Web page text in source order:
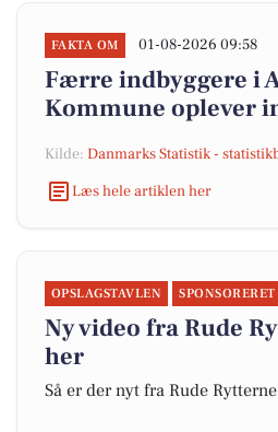
FAKTA OM 01-08-2026 09:58
Færre indbyggere i
Kommune oplever
Kilde: Danmarks Statistik -
Læs hele artiklen her
OPSLAGSTAVLEN SPONSORERET
Ny video fra Rude
her
Så er der nyt fra Rude Rytterne